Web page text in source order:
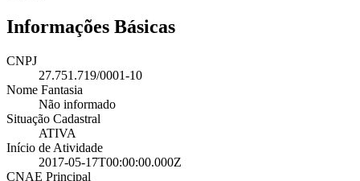
Informações Básicas
CNPJ
27.751.719/0001-10
Nome Fantasia
Não informado
Situação Cadastral
ATIVA
Início de Atividade
2017-05-17T00:00:00.000Z
CNAE Principal